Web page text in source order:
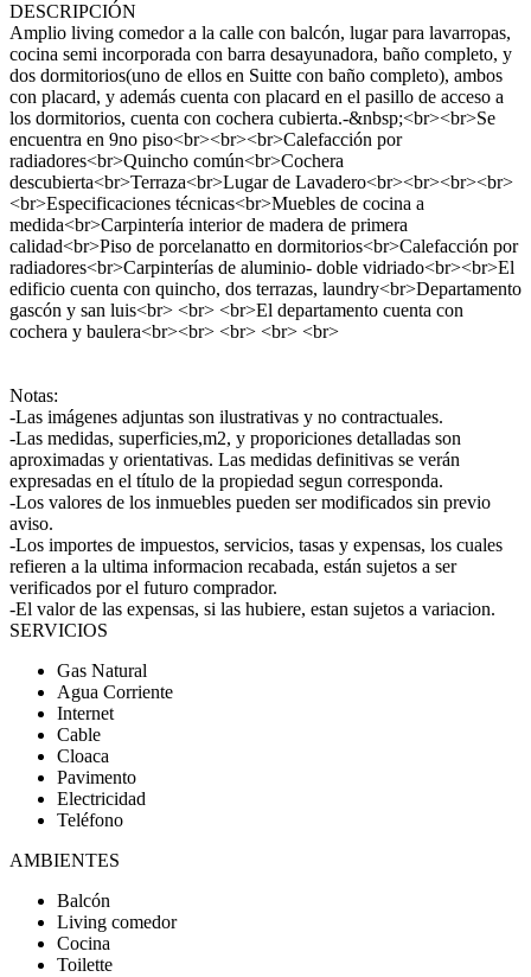
DESCRIPCIÓN
Amplio living comedor a la calle con balcón, lugar para lavarropas,
cocina semi incorporada con barra desayunadora, baño completo, y
dos dormitorios(uno de ellos en Suitte con baño completo), ambos
con placard, y además cuenta con placard en el pasillo de acceso a
los dormitorios, cuenta con cochera cubierta.-&nbsp;<br><br>Se
encuentra en 9no piso<br><br><br>Calefacción por
radiadores<br>Quincho común<br>Cochera
descubierta<br>Terraza<br>Lugar de Lavadero<br><br><br><br>
<br>Especificaciones técnicas<br>Muebles de cocina a
medida<br>Carpintería interior de madera de primera
calidad<br>Piso de porcelanatto en dormitorios<br>Calefacción por
radiadores<br>Carpinterías de aluminio- doble vidriado<br><br>El
edificio cuenta con quincho, dos terrazas, laundry<br>Departamento
gascón y san luis<br> <br> <br>El departamento cuenta con
cochera y baulera<br><br> <br> <br> <br>
Notas:
-Las imágenes adjuntas son ilustrativas y no contractuales.
-Las medidas, superficies,m2, y proporiciones detalladas son
aproximadas y orientativas. Las medidas definitivas se verán
expresadas en el título de la propiedad segun corresponda.
-Los valores de los inmuebles pueden ser modificados sin previo
aviso.
-Los importes de impuestos, servicios, tasas y expensas, los cuales
refieren a la ultima informacion recabada, están sujetos a ser
verificados por el futuro comprador.
-El valor de las expensas, si las hubiere, estan sujetos a variacion.
SERVICIOS
Gas Natural
Agua Corriente
Internet
Cable
Cloaca
Pavimento
Electricidad
Teléfono
AMBIENTES
Balcón
Living comedor
Cocina
Toilette